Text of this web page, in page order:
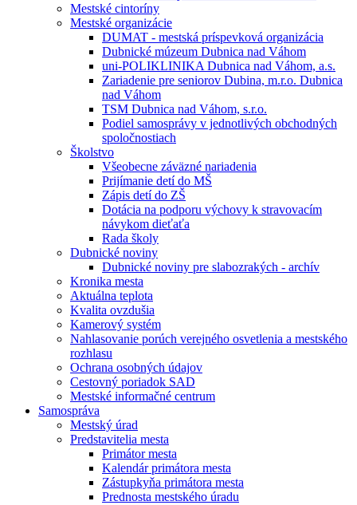
Mestské cintoríny
Mestské organizácie
DUMAT - mestská príspevková organizácia
Dubnické múzeum Dubnica nad Váhom
uni-POLIKLINIKA Dubnica nad Váhom, a.s.
Zariadenie pre seniorov Dubina, m.r.o. Dubnica
nad Váhom
TSM Dubnica nad Váhom, s.r.o.
Podiel samosprávy v jednotlivých obchodných
spoločnostiach
Školstvo
Všeobecne záväzné nariadenia
Prijímanie detí do MŠ
Zápis detí do ZŠ
Dotácia na podporu výchovy k stravovacím
návykom dieťaťa
Rada školy
Dubnické noviny
Dubnické noviny pre slabozrakých - archív
Kronika mesta
Aktuálna teplota
Kvalita ovzdušia
Kamerový systém
Nahlasovanie porúch verejného osvetlenia a mestského
rozhlasu
Ochrana osobných údajov
Cestovný poriadok SAD
Mestské informačné centrum
Samospráva
Mestský úrad
Predstavitelia mesta
Primátor mesta
Kalendár primátora mesta
Zástupkyňa primátora mesta
Prednosta mestského úradu